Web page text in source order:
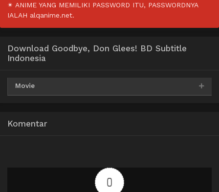
✴ ANIME YANG MEMILIKI PASSWORD ITU, PASSWORDNYA
IALAH alqanime.net.
Download Goodbye, Don Glees! BD Subtitle
Indonesia
Movie
TeraBox
Komentar
0